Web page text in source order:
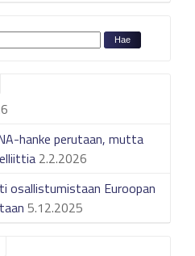
hanke perutaan, mutta
2.2.2026
osallistumistaan Euroopan
5.12.2025